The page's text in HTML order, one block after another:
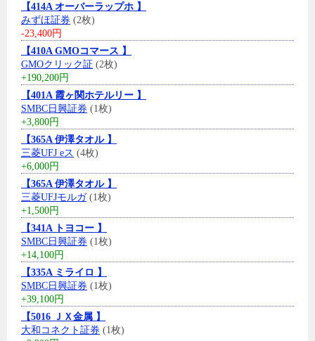
【414A オーバーラップホ 】
みずほ証券 (2枚)
-23,400円
【410A GMOコマース 】
GMOクリック証 (2枚)
+190,200円
【401A 霞ヶ関ホテルリー 】
SMBC日興証券 (1枚)
+3,800円
【365A 伊澤タオル 】
三菱UFJ eス (4枚)
+6,000円
【365A 伊澤タオル 】
三菱UFJモルガ(1枚)
+1,500円
【341A トヨコー 】
SMBC日興証券 (1枚)
+14,100円
【335A ミライロ 】
SMBC日興証券 (1枚)
+39,100円
【5016 ＪＸ金属 】
大和コネクト証券 (1枚)